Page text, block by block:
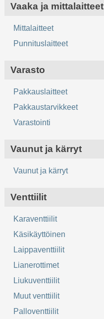
Vaaka ja mittalaitteet
Mittalaitteet
Punnituslaitteet
Varasto
Pakkauslaitteet
Pakkaustarvikkeet
Varastointi
Vaunut ja kärryt
Vaunut ja kärryt
Venttiilit
Karaventtiilit
Käsikäyttöinen
Laippaventtiilit
Lianerottimet
Liukuventtiilit
Muut venttiilit
Palloventtiilit